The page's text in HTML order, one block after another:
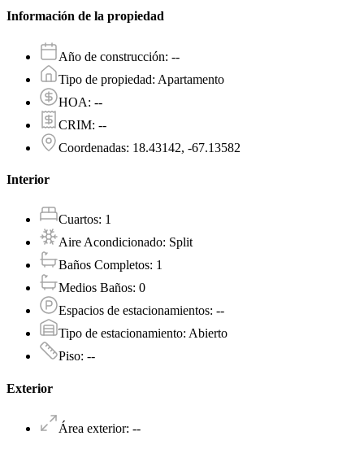
Información de la propiedad
Año de construcción: --
Tipo de propiedad: Apartamento
HOA: --
CRIM: --
Coordenadas: 18.43142, -67.13582
Interior
Cuartos: 1
Aire Acondicionado: Split
Baños Completos: 1
Medios Baños: 0
Espacios de estacionamientos: --
Tipo de estacionamiento: Abierto
Piso: --
Exterior
Área exterior: --